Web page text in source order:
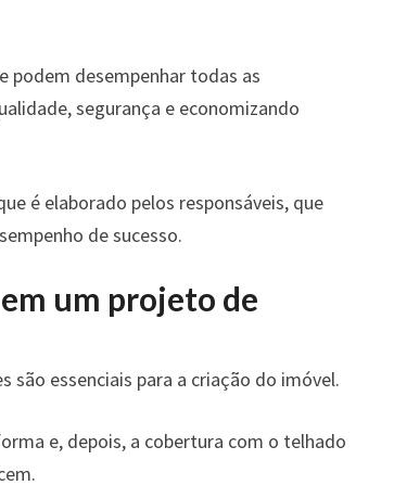
podem desempenhar todas as
segurança e economizando
é elaborado pelos responsáveis, que
de sucesso.
um projeto de
são essenciais para a criação do imóvel.
e, depois, a cobertura com o telhado